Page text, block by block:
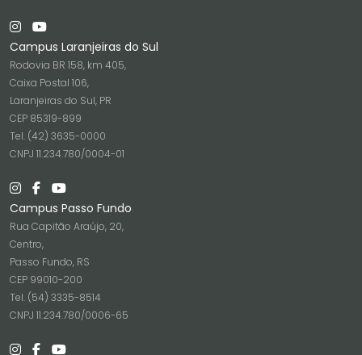
Campus Laranjeiras do Sul
Rodovia BR 158, km 405,
Caixa Postal 106,
Laranjeiras do Sul, PR
CEP 85319-899
Tel. (42) 3635-0000
CNPJ 11.234.780/0004-01
Campus Passo Fundo
Rua Capitão Araújo, 20,
Centro,
Passo Fundo, RS
CEP 99010-200
Tel. (54) 3335-8514
CNPJ 11.234.780/0006-65